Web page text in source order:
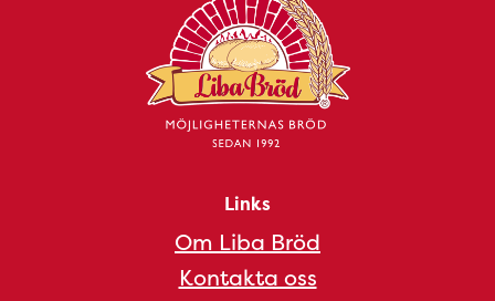
Links
Om Liba Bröd
Kontakta oss